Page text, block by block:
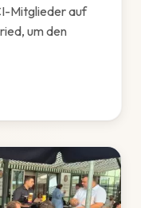
Mitglieder auf
um den
bei OPEN.9